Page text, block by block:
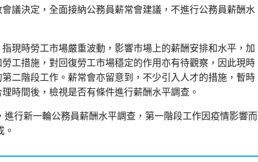
議決定，全面接納公務員薪常會建議，不進行公務員薪酬水
現時勞工市‍場嚴重波動，影響市場上的薪酬安排和水平，加
工措施，對回復勞工市場穩定的作用亦有待觀察，因此現時
二階段工作。薪常會亦留意到，不少引入人才的措施，暫時
時間後，檢視是否有條件進行薪酬水平調查。
行新一輪公務員薪酬水平調查，第一階段工作因疫情影響而
。